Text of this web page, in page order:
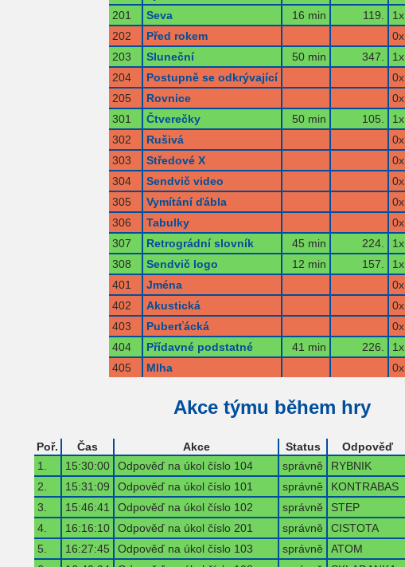
201
Seva 16 min 119.
1x
202
Před rokem
0x
203
Sluneční 50 min 347.
1x
204
Postupně se odkrývající
0x
205
Rovnice
0x
301
Čtverečky 50 min 105.
1x
302
Rušivá
0x
303
Středové X
0x
304
Sendvič video
0x
305
Vymítání ďábla
0x
306
Tabulky
0x
307
Retrográdní slovník 45 min 224.
1x
308
Sendvič logo 12 min 157.
1x
401
Jména
0x
402
Akustická
0x
403
Puberťácká
0x
404
Přídavné podstatné 41 min 226.
1x
405
Mlha 0x
Akce týmu během hry
Poř. Čas Akce Status Odpověď
1.
15:30:00 Odpověď na úkol číslo 104 správně RYBNIK
2.
15:31:09 Odpověď na úkol číslo 101 správně KONTRABAS
3.
15:46:41 Odpověď na úkol číslo 102 správně STEP
4.
16:16:10 Odpověď na úkol číslo 201 správně CISTOTA
5.
16:27:45 Odpověď na úkol číslo 103 správně ATOM